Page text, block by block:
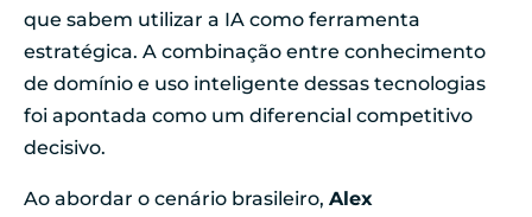
que sabem utilizar a IA como ferramenta
estratégica. A combinação entre conhecimento
de domínio e uso inteligente dessas tecnologias
foi apontada como um diferencial competitivo
decisivo.
Ao abordar o cenário brasileiro, Alex